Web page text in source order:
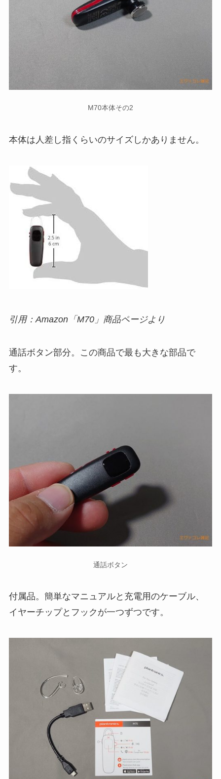
M70本体その2
本体は人差し指くらいのサイズしかありません。
引用：Amazon「M70」商品ページより
通話ボタン部分。この商品で最も大きな部品で
す。
通話ボタン
付属品。簡単なマニュアルと充電用のケーブル、
イヤーチップとフックが一つずつです。